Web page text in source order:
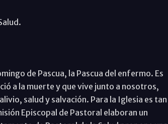
de Pascua, la Pascua del enfermo. Es
a la muerte y que vive junto a nosotros,
salud y salvación. Para la Iglesia es tan
Episcopal de Pastoral elaboran un